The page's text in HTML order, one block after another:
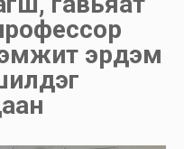
эрдэм